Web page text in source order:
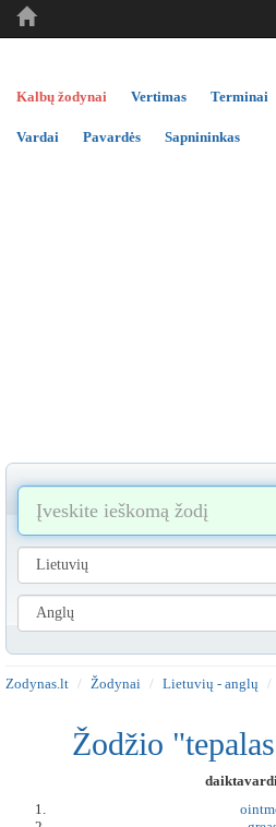
Kalbų žodynai Vertimas Terminai
Vardai Pavardės Sapnininkas
Zodynas.lt Žodynai Lietuvių - anglų
Žodžio